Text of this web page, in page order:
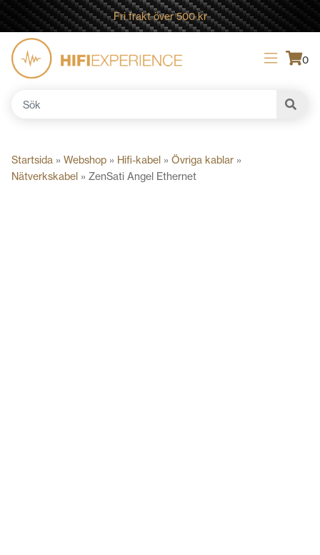
Fri frakt över 500 kr
0
Startsida » Webshop » Hifi-kabel » Övriga kablar »
Nätverkskabel » ZenSati Angel Ethernet